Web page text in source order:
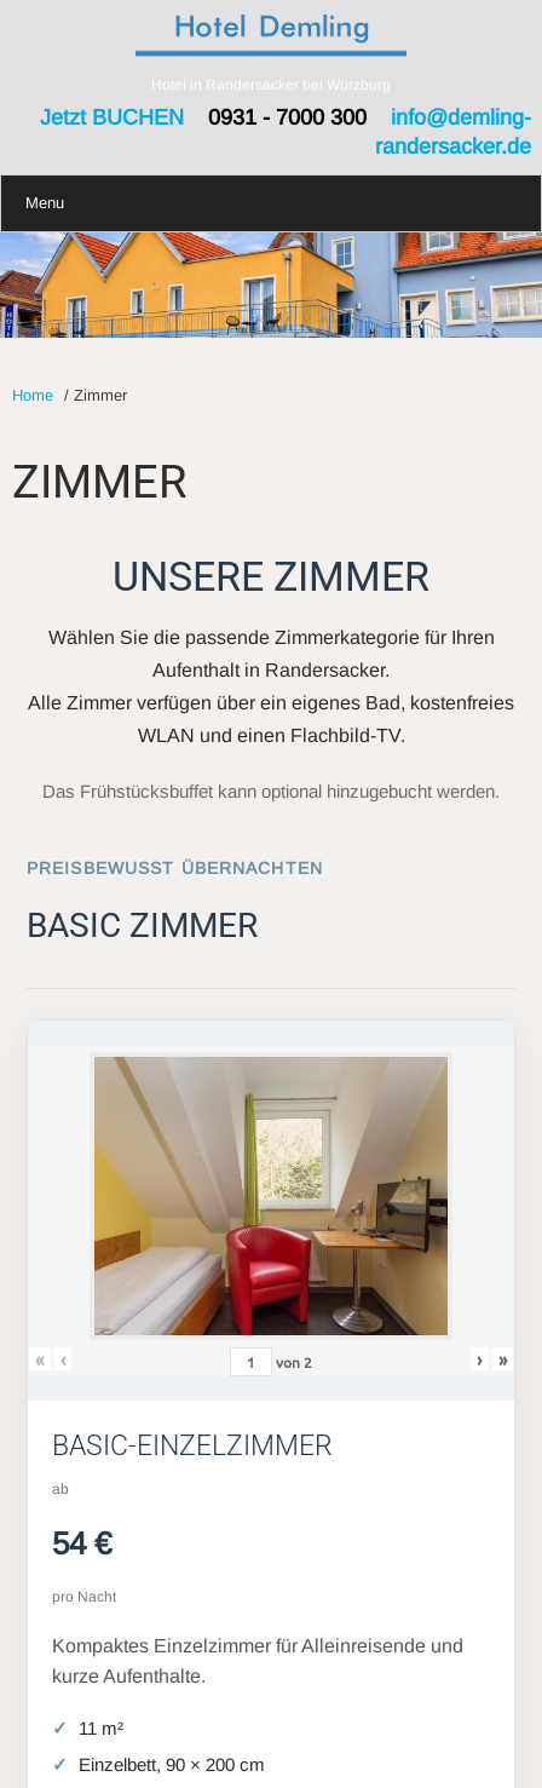
Hotel in Randersacker bei Würzburg
Jetzt BUCHEN0931 - 7000 300 info@demling-
randersacker.de
Menu
Home / Zimmer
ZIMMER
UNSERE ZIMMER
Wählen Sie die passende Zimmerkategorie für Ihren
Aufenthalt in Randersacker.
Alle Zimmer verfügen über ein eigenes Bad, kostenfreies
WLAN und einen Flachbild-TV.
Das Frühstücksbuffet kann optional hinzugebucht werden.
PREISBEWUSST ÜBERNACHTEN
BASIC ZIMMER
« ‹ von 2 › »
BASIC-EINZELZIMMER
ab
54 €
pro Nacht
Kompaktes Einzelzimmer für Alleinreisende und
kurze Aufenthalte.
11 m²
Einzelbett, 90 × 200 cm